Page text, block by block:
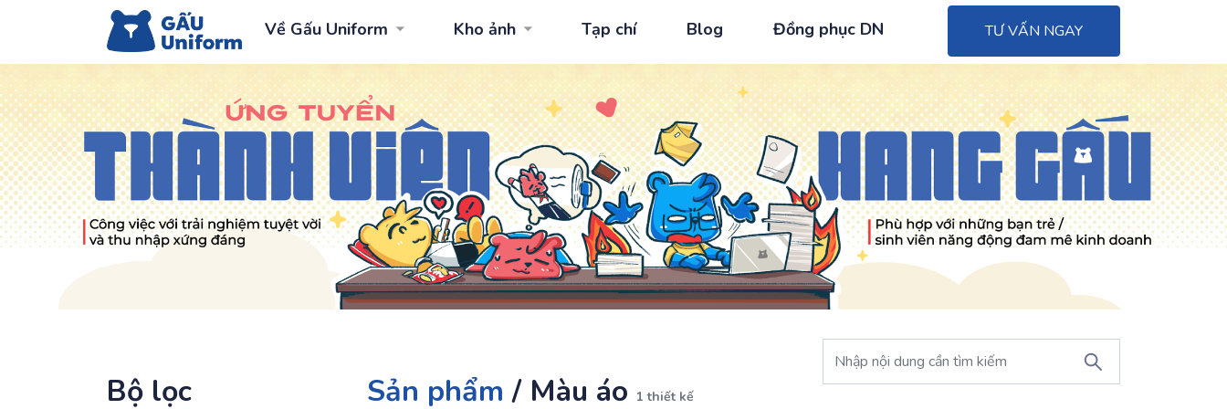
Về Gấu Uniform Kho ảnh Tạp chí Blog Đồng phục DN TƯ VẤN NGAY
Bộ lọc Sản phẩm / Màu áo 1 thiết kế